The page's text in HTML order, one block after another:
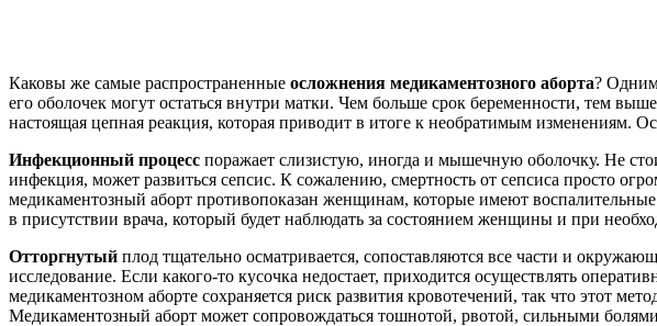
Каковы же самые распространенные осложнения медикаментозного аборта? Одним
его оболочек могут остаться внутри матки. Чем больше срок беременности, тем
настоящая цепная реакция, которая приводит в итоге к необратимым изменениям.
Инфекционный процесс поражает слизистую, иногда и мышечную оболочку. Не
инфекция, может развиться сепсис. К сожалению, смертность от сепсиса просто
медикаментозный аборт противопоказан женщинам, которые имеют
в присутствии врача, который будет наблюдать за состоянием женщины и при
Отторгнутый плод тщательно осматривается, сопоставляются все части и
исследование. Если какого-то кусочка недостает, приходится осуществлять
медикаментозном аборте сохраняется риск развития кровотечений, так что этот
Медикаментозный аборт может сопровождаться тошнотой, рвотой, сильными